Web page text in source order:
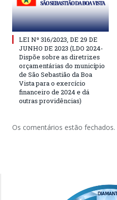
LEI Nº 316/2023, DE 29 DE
JUNHO DE 2023 (LDO 2024-
Dispõe sobre as diretrizes
orçamentárias do município
de São Sebastião da Boa
Vista para o exercício
financeiro de 2024 e dá
outras providências)
Os comentários estão fechados.